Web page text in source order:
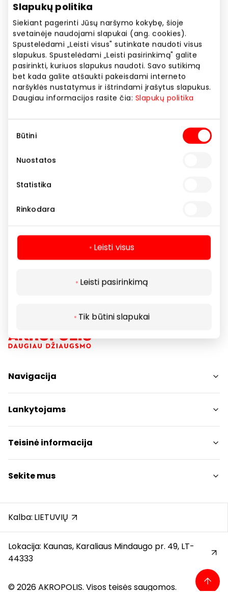
Slapukų politika
Siekiant pagerinti Jūsų naršymo kokybę, šioje
svetainėje naudojami slapukai (ang. cookies).
Spustelėdami „Leisti visus" sutinkate naudoti visus
slapukus. Spustelėdami „Leisti pasirinkimą" galite
pasirinkti, kuriuos slapukus naudoti. Savo sutikimą
bet kada galite atšaukti pakeisdami interneto
naršyklės nustatymus ir ištrindami įrašytus slapukus.
Daugiau informacijos rasite čia: Slapukų politika
pasirinkimas
Būtini
Nuostatos
Statistika
Rinkodara
Leisti visus
Leisti pasirinkimą
Tik būtini slapukai
stilius, kad jos jaustųsi užtikrintai nenugalimos
PINKO siūlo gaivų drąsių ir šiuolaikiškų kolekcijų
asortimentą, atitinkantį prabangos kodus už
priimtiną kainą.
Nuo kasdienės įmantrios išvaizdos iki drąsiausių
drabužių ir atpažįstamų detalių bei aksesuarų –
kiekvienas daiktas buvo apgalvotas, sukurtas ir
pritaikytas Italijoje, siekiant išryškinti tai, kas yra
pasiūlyti savo klientėms kūrybinę erdvę, kurioje jos
susikurti savo taisykles.
PINKO: Už bebaimį grožį
Navigacija
Parduotuvės
Paslaugos
Restoranai ir kavinės
Lankytojams
PC planas
Draugiški gyvūnams
Kontaktai
Akcijos
Karjera
Teisinė informacija
Prekybos centro taisyklės
Slapukų politika
Dovanų kortelės bendrosios taisyklės
Automobilių stovėjimo aikštelės taisyklės
Sekite mus
Facebook
YouTube
Kalba: LIETUVIŲ
Lokacija: Kaunas, Karaliaus Mindaugo pr. 49, LT-
44333
© 2026 AKROPOLIS. Visos teisės saugomos.